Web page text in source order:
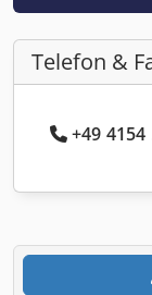
Telefon &
+49